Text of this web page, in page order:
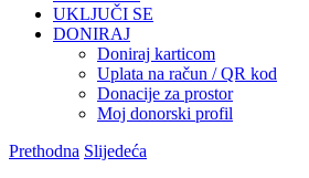
UKLJUČI SE
DONIRAJ
Doniraj karticom
Uplata na račun / QR kod
Donacije za prostor
Moj donorski profil
Prethodna Slijedeća